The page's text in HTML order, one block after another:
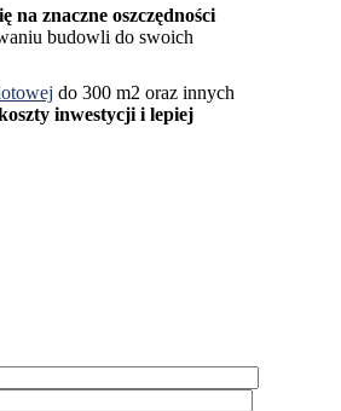
znaczne oszczędności
budowli do swoich
do 300 m2 oraz innych
inwestycji i lepiej